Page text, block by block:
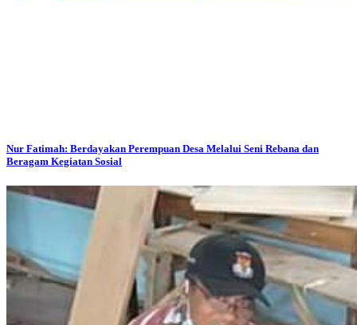
Nur Fatimah: Berdayakan Perempuan Desa Melalui Seni Rebana dan
Beragam Kegiatan Sosial